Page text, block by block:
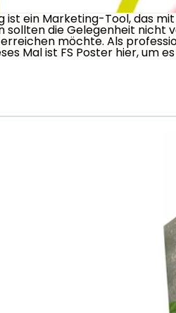
ein Marketing-Tool, das
die Gelegenheit nicht
möchte. Als
Mal ist FS Poster hier, um